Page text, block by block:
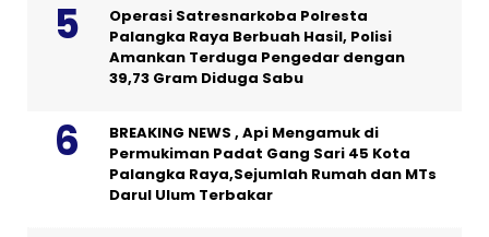
Operasi Satresnarkoba Polresta
Palangka Raya Berbuah Hasil, Polisi
Amankan Terduga Pengedar dengan
39,73 Gram Diduga Sabu
BREAKING NEWS , Api Mengamuk di
Permukiman Padat Gang Sari 45 Kota
Palangka Raya,Sejumlah Rumah dan MTs
Darul Ulum Terbakar